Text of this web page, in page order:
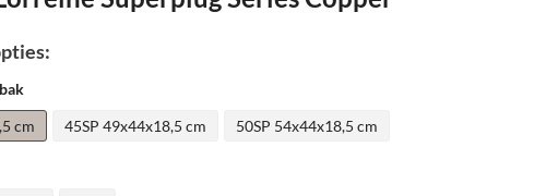
cm
45SP 49x44x18,5 cm 50SP 54x44x18,5 cm